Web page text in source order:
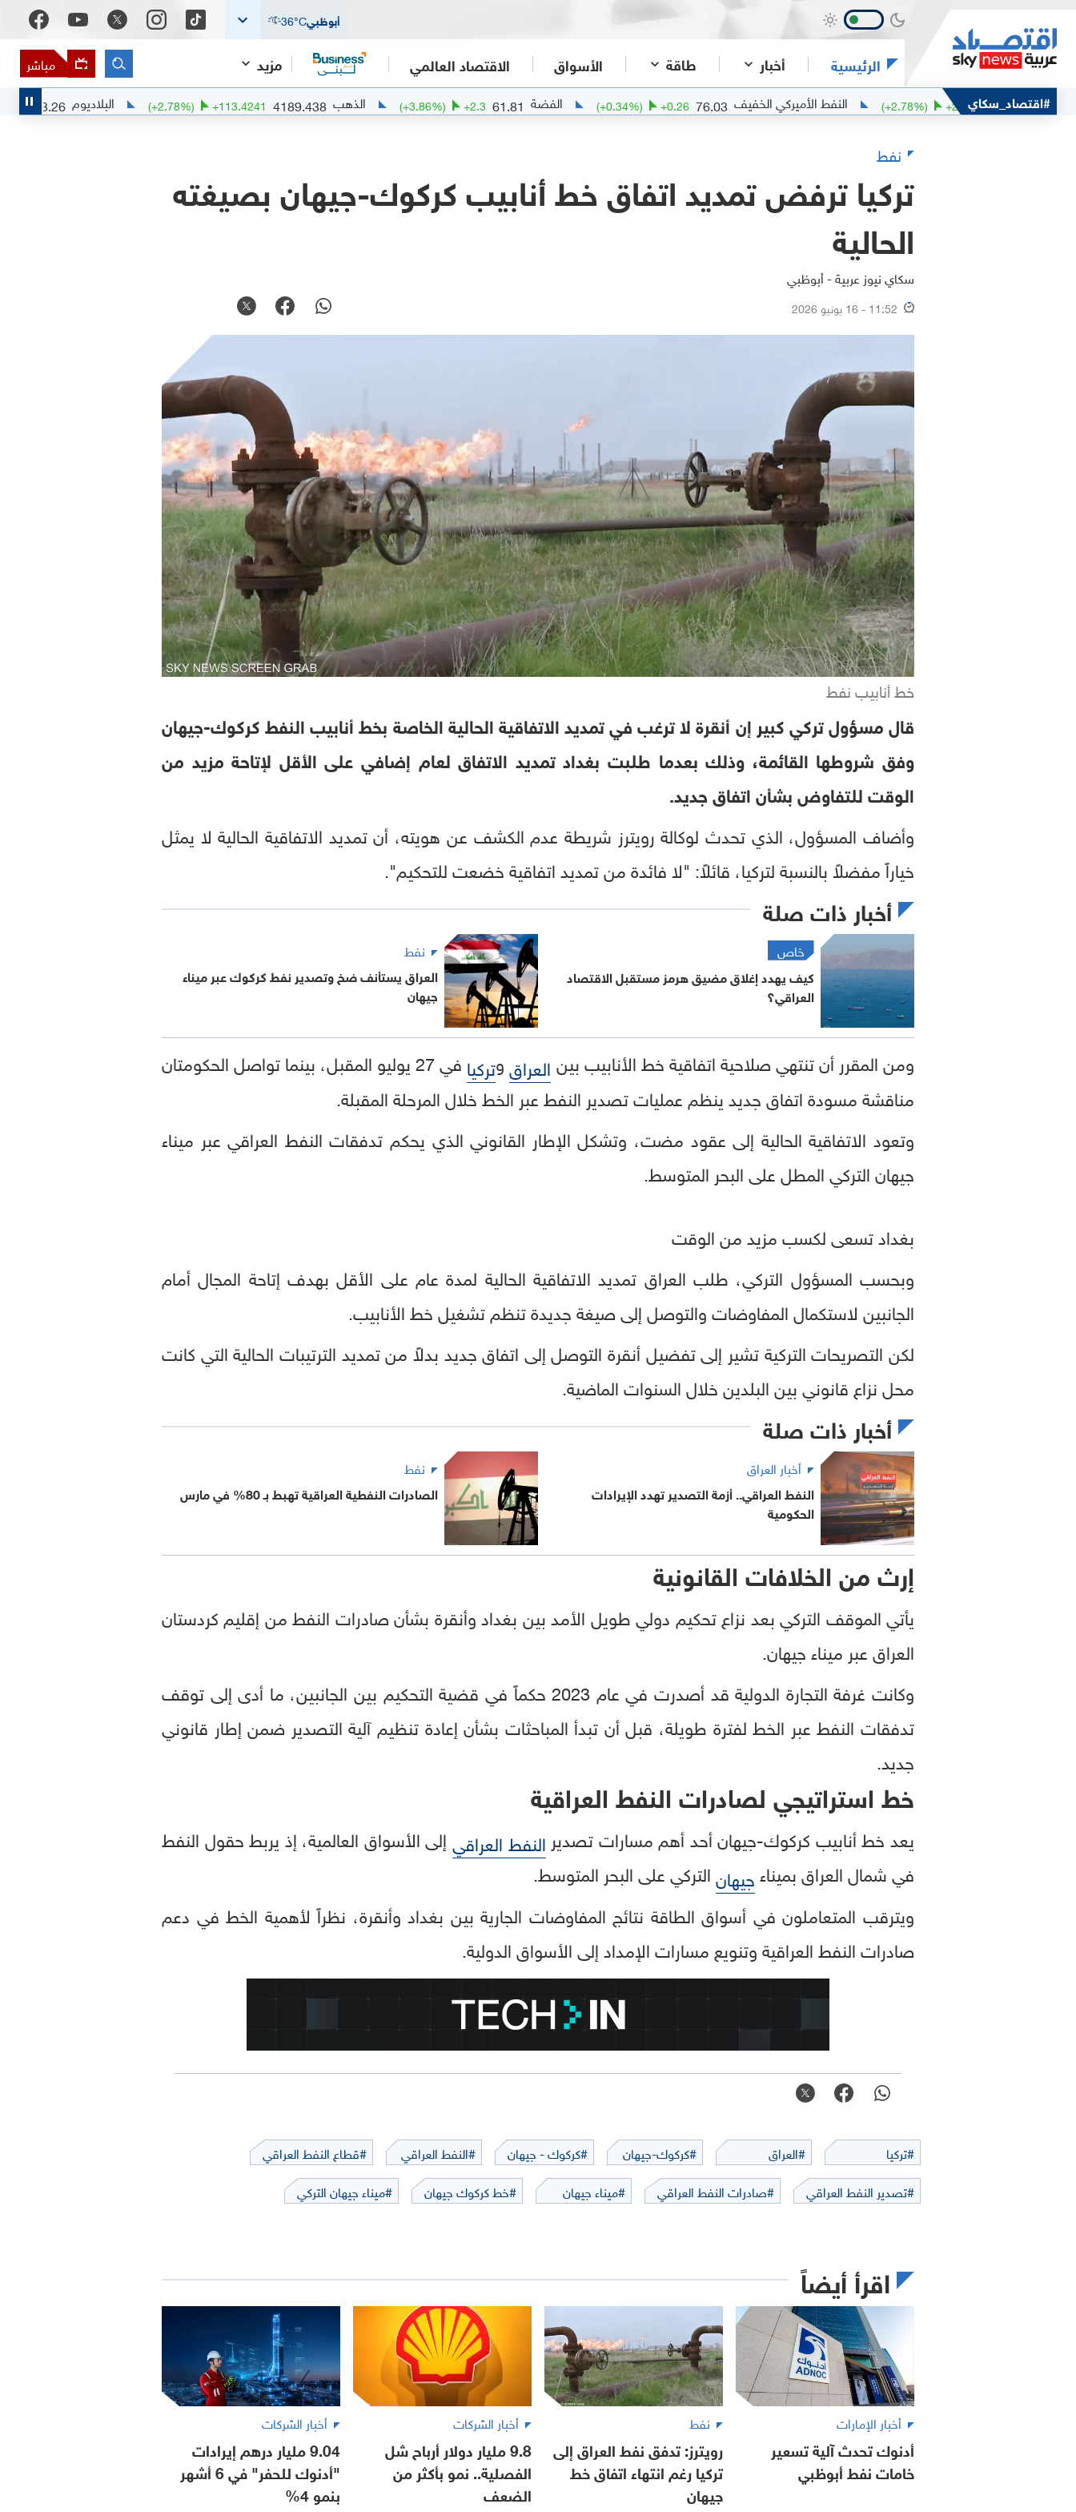
أبوظبي 36°C
الرئيسية أخبار طاقة الأسواق الاقتصاد العالمي مزيد مباشر
#اقتصاد_سكاي
79
+2.14
(+2.78 %) النفط الأميركي الخفيف 76.03
+0.26
(+0.34%) الفضة 61.81
+2.3
(+3.86%) الذهب 4189.438
+ 113.4241
(+2.78%) البلاديوم 1353.26
-0.24
نفط
تركيا ترفض تمديد اتفاق خط أنابيب كركوك-جيهان بصيغته
الحالية
سكاي نيوز عربية - أبوظبي
11:52 - 16 يونيو 2026
خط أنابيب نفط
قال مسؤول تركي كبير إن أنقرة لا ترغب في تمديد الاتفاقية الحالية الخاصة بخط أنابيب النفط كركوك-جيهان
وفق شروطها القائمة، وذلك بعدما طلبت بغداد تمديد الاتفاق لعام إضافي على الأقل لإتاحة مزيد من
الوقت للتفاوض بشأن اتفاق جديد.
وأضاف المسؤول، الذي تحدث لوكالة رويترز شريطة عدم الكشف عن هويته، أن تمديد الاتفاقية الحالية لا يمثل
خياراً مفضلاً بالنسبة لتركيا، قائلاً: "لا فائدة من تمديد اتفاقية خضعت للتحكيم".
أخبار ذات صلة
خاص
كيف يهدد إغلاق مضيق هرمز مستقبل الاقتصاد
العراقي؟
نفط
العراق يستأنف ضخ وتصدير نفط كركوك عبر ميناء
جيهان
ومن المقرر أن تنتهي صلاحية اتفاقية خط الأنابيب بين العراقوتركيا
في 27 يوليو المقبل، بينما تواصل الحكومتان
مناقشة مسودة اتفاق جديد ينظم عمليات تصدير النفط عبر الخط خلال المرحلة المقبلة.
وتعود الاتفاقية الحالية إلى عقود مضت، وتشكل الإطار القانوني الذي يحكم تدفقات النفط العراقي عبر ميناء
جيهان التركي المطل على البحر المتوسط.
بغداد تسعى لكسب مزيد من الوقت
وبحسب المسؤول التركي، طلب العراق تمديد الاتفاقية الحالية لمدة عام على الأقل بهدف إتاحة المجال أمام
الجانبين لاستكمال المفاوضات والتوصل إلى صيغة جديدة تنظم تشغيل خط الأنابيب.
لكن التصريحات التركية تشير إلى تفضيل أنقرة التوصل إلى اتفاق جديد بدلاً من تمديد الترتيبات الحالية التي كانت
محل نزاع قانوني بين البلدين خلال السنوات الماضية.
أخبار ذات صلة
أخبار العراق
النفط العراقي.. أزمة التصدير تهدد الإيرادات
الحكومية
نفط
الصادرات النفطية العراقية تهبط بـ 80% في مارس
إرث من الخلافات القانونية
يأتي الموقف التركي بعد نزاع تحكيم دولي طويل الأمد بين بغداد وأنقرة بشأن صادرات النفط من إقليم كردستان
العراق عبر ميناء جيهان.
وكانت غرفة التجارة الدولية قد أصدرت في عام 2023 حكماً في قضية التحكيم بين الجانبين، ما أدى إلى توقف
تدفقات النفط عبر الخط لفترة طويلة، قبل أن تبدأ المباحثات بشأن إعادة تنظيم آلية التصدير ضمن إطار قانوني
جديد.
خط استراتيجي لصادرات النفط العراقية
يعد خط أنابيب كركوك-جيهان أحد أهم مسارات تصدير النفط العراقي إلى الأسواق العالمية، إذ يربط حقول النفط
في شمال العراق بميناءجيهانالتركي على البحر المتوسط.
ويترقب المتعاملون في أسواق الطاقة نتائج المفاوضات الجارية بين بغداد وأنقرة، نظراً لأهمية الخط في دعم
صادرات النفط العراقية وتنويع مسارات الإمداد إلى الأسواق الدولية.
#تركيا #العراق #كركوك-جيهان #كركوك - جيهان #النفط العراقي
#قطاع النفط العراقي
#تصدير النفط العراقي
#صادرات النفط العراقي #ميناء جيهان #خط كركوك جيهان #ميناء جيهان التركي
اقرأ أيضاً
أخبار الإمارات
أدنوك تحدث آلية تسعير
خامات نفط أبوظبي
نفط
رويترز: تدفق نفط العراق إلى
تركيا رغم انتهاء اتفاق خط
جيهان
أخبار الشركات
9.8 مليار دولار أرباح شل
الفصلية.. نمو بأكثر من
الضعف
أخبار الشركات
9.04 مليار درهم إيرادات
"أدنوك للحفر" في 6 أشهر
بنمو 4%